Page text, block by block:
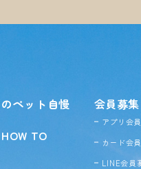
ペット自慢
TO
会員募集
アプリ会
カード会
LINE会員